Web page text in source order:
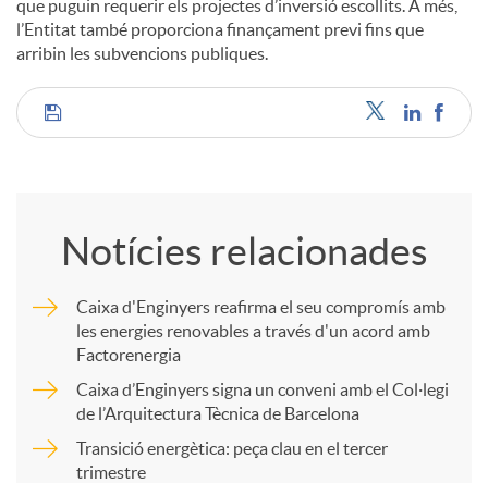
que puguin requerir els projectes d’inversió escollits. A més,
l’Entitat també proporciona finançament previ fins que
arribin les subvencions publiques.
C
m
Notícies relacionades
Caixa d'Enginyers reafirma el seu compromís amb
les energies renovables a través d'un acord amb
Factorenergia
Caixa d’Enginyers signa un conveni amb el Col·legi
de l’Arquitectura Tècnica de Barcelona
Transició energètica: peça clau en el tercer
trimestre